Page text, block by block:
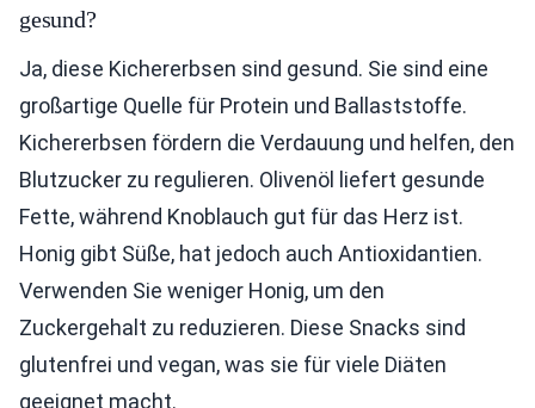
gesund?
Ja, diese Kichererbsen sind gesund. Sie sind eine
großartige Quelle für Protein und Ballaststoffe.
Kichererbsen fördern die Verdauung und helfen, den
Blutzucker zu regulieren. Olivenöl liefert gesunde
Fette, während Knoblauch gut für das Herz ist.
Honig gibt Süße, hat jedoch auch Antioxidantien.
Verwenden Sie weniger Honig, um den
Zuckergehalt zu reduzieren. Diese Snacks sind
glutenfrei und vegan, was sie für viele Diäten
geeignet macht.